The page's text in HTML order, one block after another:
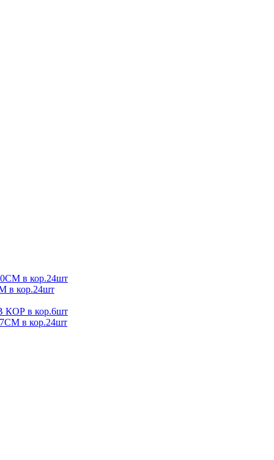
в кор.24шт
кор.24шт
в кор.6шт
в кор.24шт